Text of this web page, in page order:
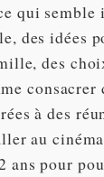
qui
des idées
des
consacrer
à des
au
ans pour